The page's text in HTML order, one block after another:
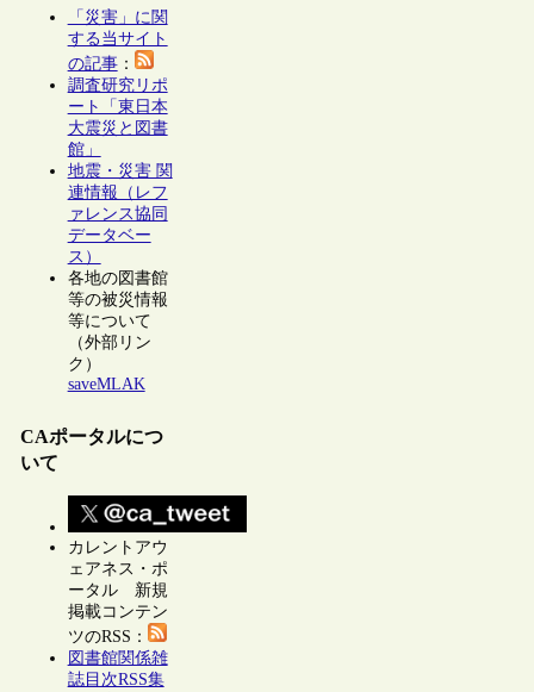
「災害」に関
する当サイト
の記事：
調査研究リポ
ート「東日本
大震災と図書
館」
地震・災害 関
連情報（レフ
ァレンス協同
データベー
ス）
各地の図書館
等の被災情報
等について
（外部リン
ク）
saveMLAK
CAポータルにつ
いて
カレントアウ
ェアネス・ポ
ータル 新規
掲載コンテン
ツのRSS：
図書館関係雑
誌目次RSS集